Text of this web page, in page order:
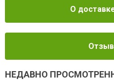
О
НЕДАВНО